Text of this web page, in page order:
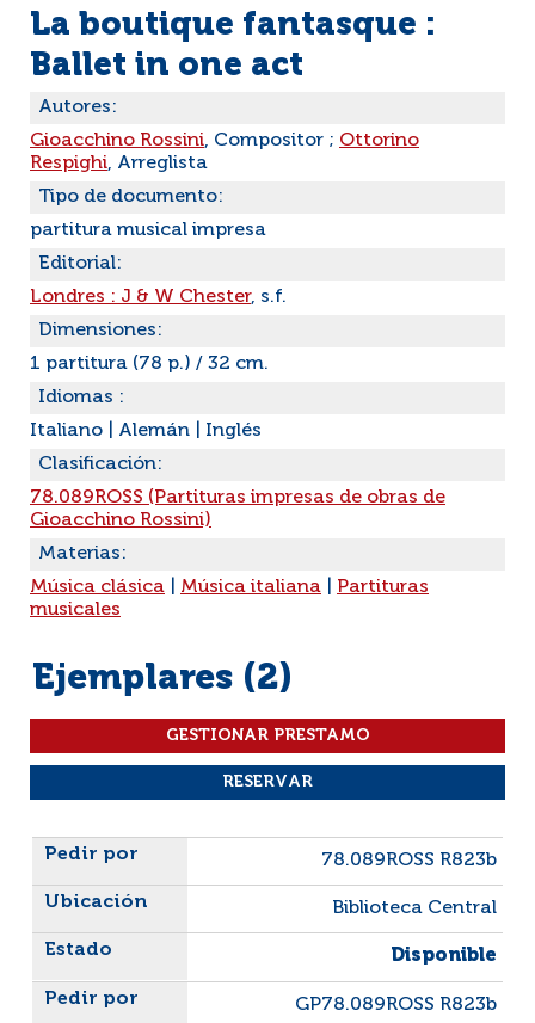
La boutique fantasque :
Ballet in one act
Autores:
Gioacchino Rossini, Compositor ; Ottorino
Respighi, Arreglista
Tipo de documento:
partitura musical impresa
Editorial:
Londres : J & W Chester, s.f.
Dimensiones:
1 partitura (78 p.) / 32 cm.
Idiomas :
Italiano
Alemán
Inglés
Clasificación:
78.089ROSS (Partituras impresas de obras de
Gioacchino Rossini)
Materias:
Música clásica
Música italiana
Partituras
musicales
Ejemplares (2)
Liste des exemplaires
78.089ROSS R823b
Biblioteca Central
Disponible
GP78.089ROSS R823b